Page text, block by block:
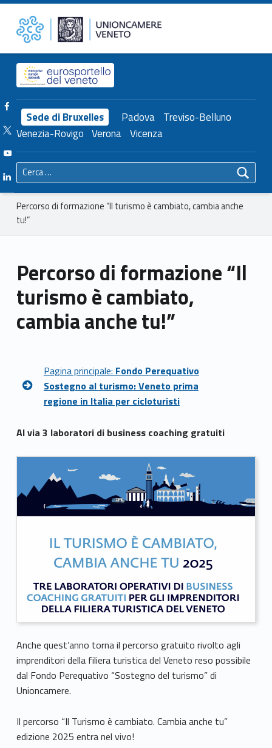
Percorso di formazione “Il turismo è cambiato, cambia anche tu!” – Unioncamere del Veneto Unioncamere del Veneto
Header info sidebar
Sede di Bruxelles Padova Treviso-Belluno
Venezia-Rovigo Verona Vicenza
Facebook Unioncamere Veneto
Twitter Unioncamere Veneto
Youtube Unioncamere Veneto
Linkedin Unioncamere Veneto
Ricerca per:
Breadcrumbs navigation
Percorso di formazione “Il turismo è cambiato, cambia anche
tu!”
Percorso di formazione “Il
turismo è cambiato,
cambia anche tu!”
Pagina principale: Fondo Perequativo
Sostegno al turismo: Veneto prima
regione in Italia per cicloturisti
Al via 3 laboratori di business coaching gratuiti
Anche quest’anno torna il percorso gratuito rivolto agli
imprenditori della filiera turistica del Veneto reso possibile
dal Fondo Perequativo “Sostegno del turismo” di
Unioncamere.
Il percorso “Il Turismo è cambiato. Cambia anche tu”
edizione 2025 entra nel vivo!